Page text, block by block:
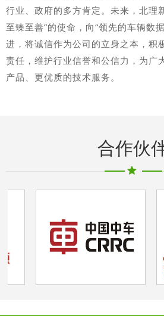
行业、政府的多方肯定。未来，北理
至臻至善”的使命，向“领先的车辆数
进，将诚信作为公司的立身之本，积
责任，维护行业信誉和公信力，为广
产品、更优质的技术服务。
合作伙